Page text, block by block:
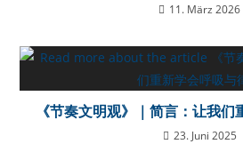
11. März 2026
《节奏文明观》｜简言：让我
23. Juni 2025